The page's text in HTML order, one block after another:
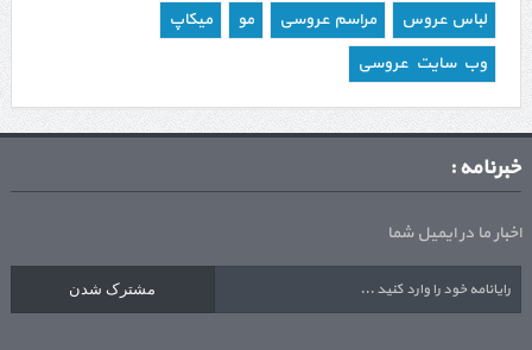
لباس عروس
مراسم عروسی مو
میکاپ
وب سایت عروسی
خبرنامه :
اخبار ما در ایمیل شما
مشترک شدن